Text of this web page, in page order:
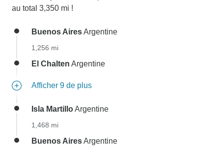
au total 3,350 mi !
Buenos AiresArgentine
1,256 mi
El Chalten Argentine
Afficher 9 de plus
Isla MartilloArgentine
1,468 mi
Buenos AiresArgentine